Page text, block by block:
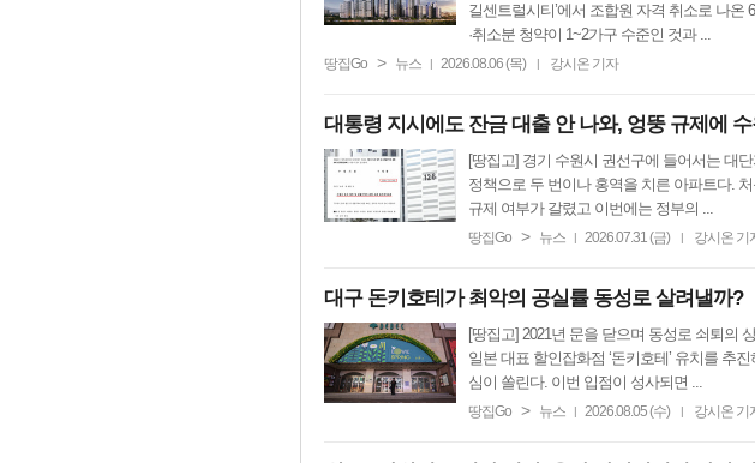
길센트럴시티’에서 조합원 자격 취소로 나
·취소분 청약이 1~2가구 수준인 것과 ...
땅집Go > 뉴스 | 2026.08.06 (목) | 강시온 기자
대통령 지시에도 잔금 대출 안 나와, 엉뚱 규제에 수
[땅집고] 경기 수원시 권선구에 들어서는 대
정책으로 두 번이나 홍역을 치른 아파트다.
규제 여부가 갈렸고 이번에는 정부의 ...
땅집Go > 뉴스 | 2026.07.31 (금) | 강시온 기
대구 돈키호테가 최악의 공실률 동성로 살려낼까?
[땅집고] 2021년 문을 닫으며 동성로 쇠퇴의
일본 대표 할인잡화점 ‘돈키호테’ 유치를 추
심이 쏠린다. 이번 입점이 성사되면 ...
땅집Go > 뉴스 | 2026.08.05 (수) | 강시온 기